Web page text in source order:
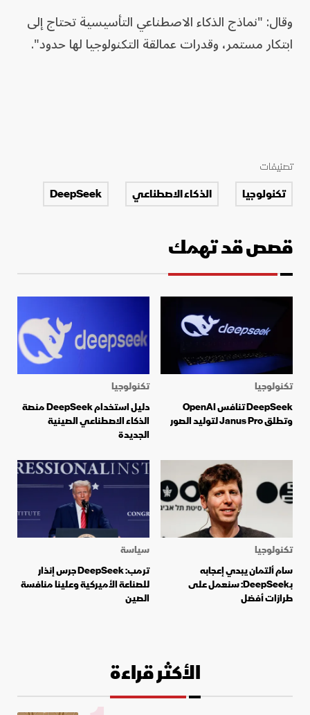
وقال: "نماذج الذكاء الاصطناعي التأسيسية تحتاج إلى
ابتكار مستمر، وقدرات عمالقة التكنولوجيا لها حدود".
تصنيفات
تكنولوجيا الذكاء الاصطناعي DeepSeek
قصص قد تهمك
تكنولوجيا
DeepSeek تنافس OpenAI
وتطلق Janus Pro لتوليد الصور
تكنولوجيا
دليل استخدام DeepSeek منصة
الذكاء الاصطناعي الصينية
الجديدة
تكنولوجيا
سام ألتمان يبدي إعجابه
بـDeepSeek: سنعمل على
طرازات أفضل
سياسة
ترمب: DeepSeek جرس إنذار
للصناعة الأميركية وعلينا منافسة
الصين
الأكثر قراءة